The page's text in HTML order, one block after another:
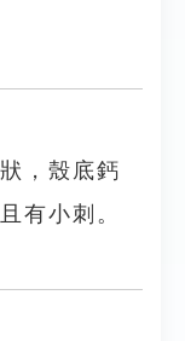
，殼底鈣
有小刺。